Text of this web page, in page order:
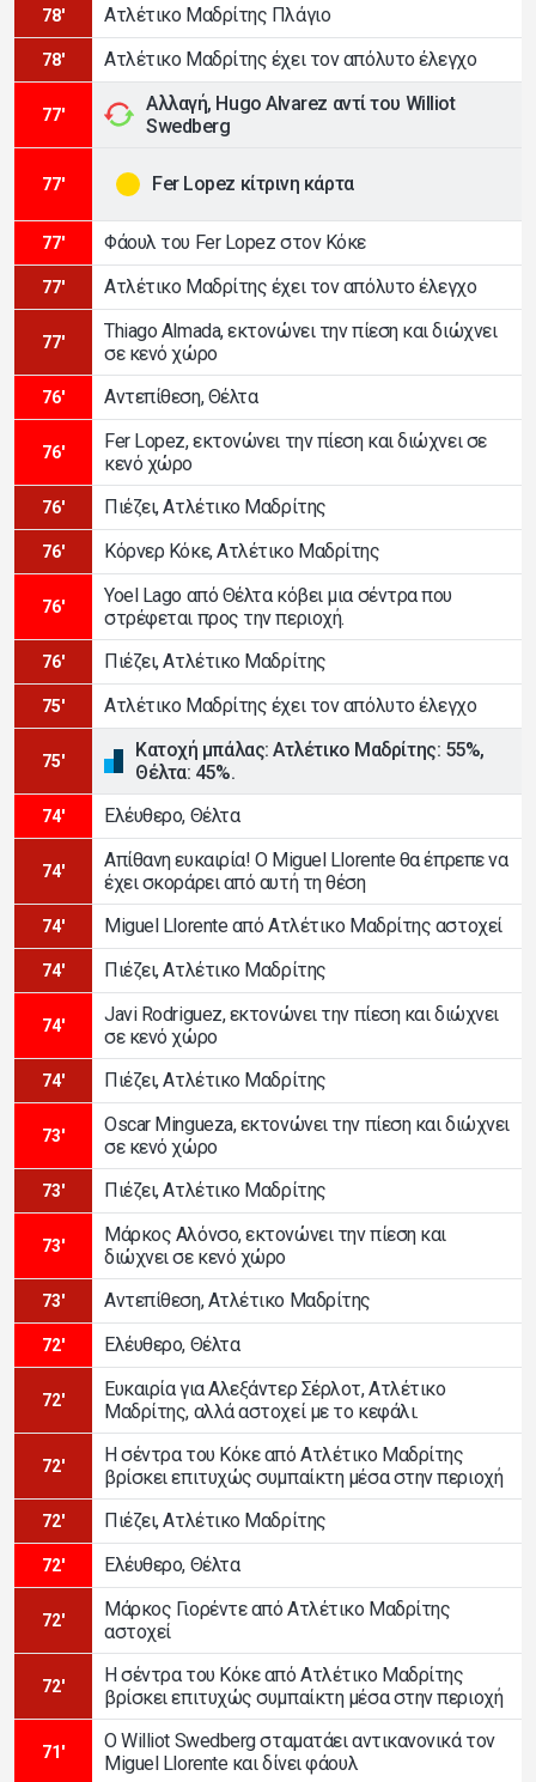
78' Ατλέτικο Μαδρίτης Πλάγιο
78' Ατλέτικο Μαδρίτης έχει τον απόλυτο έλεγχο
77'
Αλλαγή, Hugo Alvarez αντί του Williot
Swedberg
77' Fer Lopez κίτρινη κάρτα
77' Φάουλ του Fer Lopez στον Κόκε
77' Ατλέτικο Μαδρίτης έχει τον απόλυτο έλεγχο
77'
Thiago Almada, εκτονώνει την πίεση και διώχνει
σε κενό χώρο
76' Αντεπίθεση, Θέλτα
76'
Fer Lopez, εκτονώνει την πίεση και διώχνει σε
κενό χώρο
76' Πιέζει, Ατλέτικο Μαδρίτης
76' Κόρνερ Κόκε, Ατλέτικο Μαδρίτης
76'
Yoel Lago από Θέλτα κόβει μια σέντρα που
στρέφεται προς την περιοχή.
76' Πιέζει, Ατλέτικο Μαδρίτης
75' Ατλέτικο Μαδρίτης έχει τον απόλυτο έλεγχο
75'
Κατοχή μπάλας: Ατλέτικο Μαδρίτης: 55%,
Θέλτα: 45%.
74' Ελέυθερο, Θέλτα
74'
Απίθανη ευκαιρία! Ο Miguel Llorente θα έπρεπε να
έχει σκοράρει από αυτή τη θέση
74' Miguel Llorente από Ατλέτικο Μαδρίτης αστοχεί
74' Πιέζει, Ατλέτικο Μαδρίτης
74'
Javi Rodriguez, εκτονώνει την πίεση και διώχνει
σε κενό χώρο
74' Πιέζει, Ατλέτικο Μαδρίτης
73'
Oscar Mingueza, εκτονώνει την πίεση και διώχνει
σε κενό χώρο
73' Πιέζει, Ατλέτικο Μαδρίτης
73'
Μάρκος Αλόνσο, εκτονώνει την πίεση και
διώχνει σε κενό χώρο
73' Αντεπίθεση, Ατλέτικο Μαδρίτης
72' Ελέυθερο, Θέλτα
72'
Ευκαιρία για Αλεξάντερ Σέρλοτ, Ατλέτικο
Μαδρίτης, αλλά αστοχεί με το κεφάλι.
72'
Η σέντρα του Κόκε από Ατλέτικο Μαδρίτης
βρίσκει επιτυχώς συμπαίκτη μέσα στην περιοχή
72' Πιέζει, Ατλέτικο Μαδρίτης
72' Ελέυθερο, Θέλτα
72'
Μάρκος Γιορέντε από Ατλέτικο Μαδρίτης
αστοχεί
72'
Η σέντρα του Κόκε από Ατλέτικο Μαδρίτης
βρίσκει επιτυχώς συμπαίκτη μέσα στην περιοχή
71'
Ο Williot Swedberg σταματάει αντικανονικά τον
Miguel Llorente και δίνει φάουλ